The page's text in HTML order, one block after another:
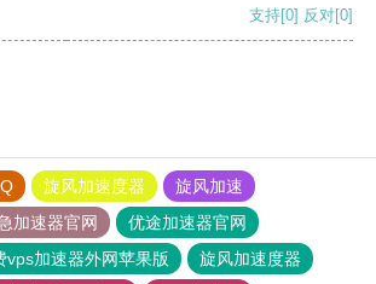
支持[0] 反对[0]
旋风加速度器
旋风加速
加速器官网
优途加速器官网
vps加速器外网苹果版
旋风加速度器